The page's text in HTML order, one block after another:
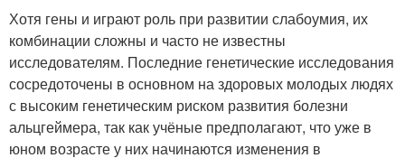
Хотя гены и играют роль при развитии слабоумия, их
комбинации сложны и часто не известны
исследователям. Последние генетические исследования
сосредоточены в основном на здоровых молодых людях
с высоким генетическим риском развития болезни
альцгеймера, так как учёные предполагают, что уже в
юном возрасте у них начинаются изменения в